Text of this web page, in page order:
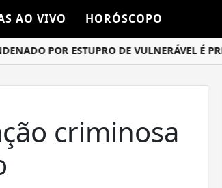
AO VIVO HORÓSCOPO
POR ESTUPRO DE VULNERÁVEL É
criminosa